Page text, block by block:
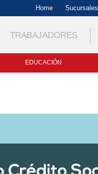
Home Sucursales
TRABAJADORES
EDUCACIÓN